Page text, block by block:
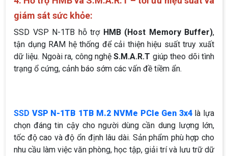
giám sát sức khỏe:
SSD VSP N-1TB hỗ trợ HMB (Host Memory Buffer),
tận dụng RAM hệ thống để cải thiện hiệu suất truy xuất
dữ liệu. Ngoài ra, công nghệS.M.A.R.T giúp theo dõi tình
trạng ổ cứng, cảnh báo sớm các vấn đề tiềm ẩn.
SSD VSP N-1TB 1TB M.2 NVMe PCIe Gen 3x4là lựa
chọn đáng tin cậy cho người dùng cần dung lượng lớn,
tốc độ cao và độ ổn định lâu dài. Sản phẩm phù hợp cho
nhu cầu làm việc văn phòng, học tập, giải trí và lưu trữ dữ